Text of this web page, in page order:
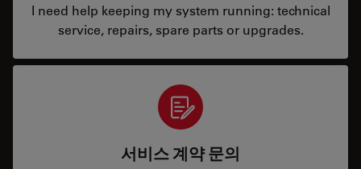
I need help keeping my system running: technical
service, repairs, spare parts or upgrades.
서비스 계약 문의